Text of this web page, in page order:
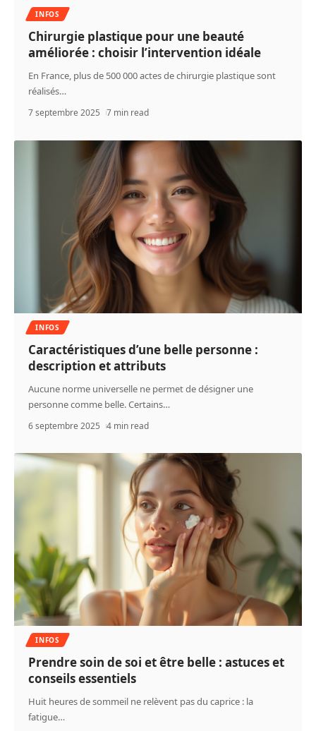
INFOS
Chirurgie plastique pour une beauté
améliorée : choisir l’intervention idéale
En France, plus de 500 000 actes de chirurgie plastique sont
réalisés…
7 septembre 2025 7 min read
INFOS
Caractéristiques d’une belle personne :
description et attributs
Aucune norme universelle ne permet de désigner une
personne comme belle. Certains…
6 septembre 2025 4 min read
INFOS
Prendre soin de soi et être belle : astuces et
conseils essentiels
Huit heures de sommeil ne relèvent pas du caprice : la
fatigue…